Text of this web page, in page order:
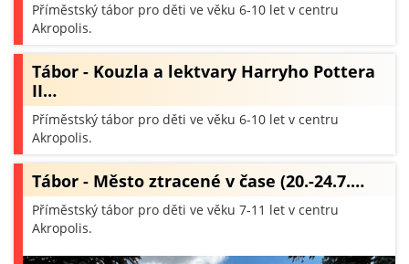
Příměstský tábor pro děti ve věku 6-10 let v centru
Akropolis.
Tábor - Kouzla a lektvary Harryho Pottera
II…
Příměstský tábor pro děti ve věku 6-10 let v centru
Akropolis.
Tábor - Město ztracené v čase (20.-24.7.…
Příměstský tábor pro děti ve věku 7-11 let v centru
Akropolis.